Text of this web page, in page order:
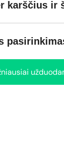
karščius ir